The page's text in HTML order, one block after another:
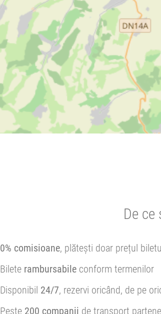
De ce
0% comisioane, plătești doar prețul
Bilete rambursabile conform termenilor
Disponibil 24/7, rezervi oricând, de pe
Peste 200 companii de transport